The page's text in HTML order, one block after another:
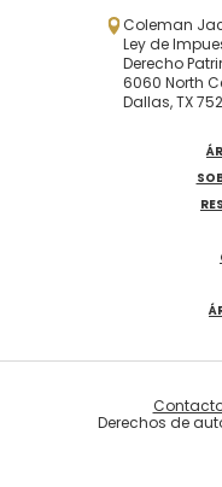
Coleman
Ley de
Derecho
6060 North
Dallas, TX
Derechos de